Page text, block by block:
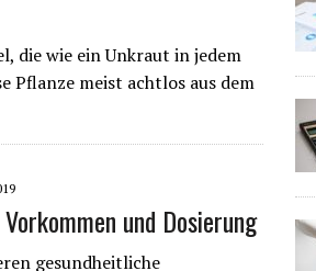
die wie ein Unkraut in jedem
Pflanze meist achtlos aus dem
und Dosierung
gesundheitliche